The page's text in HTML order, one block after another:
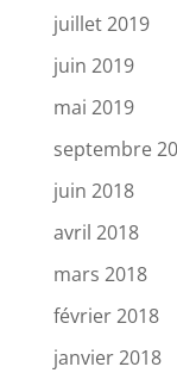
juillet 2019
juin 2019
mai 2019
septembre
juin 2018
avril 2018
mars 2018
février 2018
janvier 2018